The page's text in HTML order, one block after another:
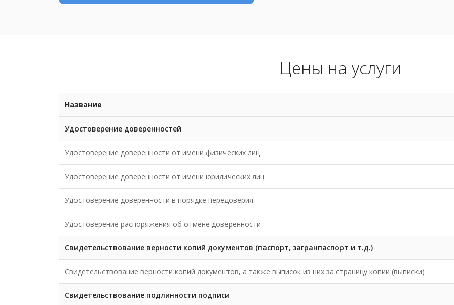
Цены на услуги
Название
Удостоверение доверенностей
Удостоверение доверенности от имени физических лиц
Удостоверение доверенности от имени юридических лиц
Удостоверение доверенности в порядке передоверия
Удостоверение распоряжения об отмене доверенности
Свидетельствование верности копий документов (паспорт, загранпаспорт и т.д.)
Свидетельствование верности копий документов, а также выписок из них за страницу копии (выписки)
Свидетельствование подлинности подписи